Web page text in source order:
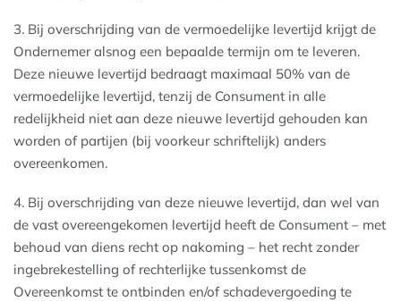
3. Bij overschrijding van de vermoedelijke levertijd krijgt de
Ondernemer alsnog een bepaalde termijn om te leveren.
Deze nieuwe levertijd bedraagt maximaal 50% van de
vermoedelijke levertijd, tenzij de Consument in alle
redelijkheid niet aan deze nieuwe levertijd gehouden kan
worden of partijen (bij voorkeur schriftelijk) anders
overeenkomen.
4. Bij overschrijding van deze nieuwe levertijd, dan wel van
de vast overeengekomen levertijd heeft de Consument – met
behoud van diens recht op nakoming – het recht zonder
ingebrekestelling of rechterlijke tussenkomst de
Overeenkomst te ontbinden en/of schadevergoeding te